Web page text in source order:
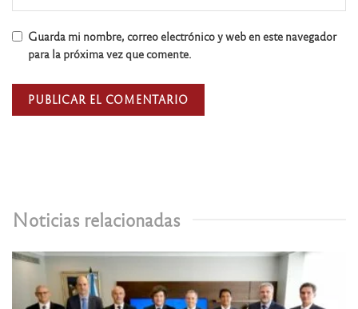
Noticias relacionadas
Guarda mi nombre, correo electrónico y web en este navegador
para la próxima vez que comente.